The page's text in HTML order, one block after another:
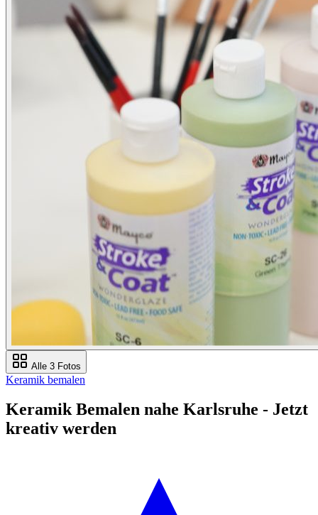
Alle 3 Fotos
Keramik bemalen
Keramik Bemalen nahe Karlsruhe - Jetzt
kreativ werden